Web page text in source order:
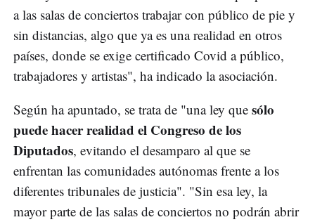
a las salas de conciertos trabajar con público de pie y
sin distancias, algo que ya es una realidad en otros
países, donde se exige certificado Covid a público,
trabajadores y artistas", ha indicado la asociación.
Según ha apuntado, se trata de "una ley que sólo
puede hacer realidad el Congreso de los
Diputados, evitando el desamparo al que se
enfrentan las comunidades autónomas frente a los
diferentes tribunales de justicia". "Sin esa ley, la
mayor parte de las salas de conciertos no podrán abrir